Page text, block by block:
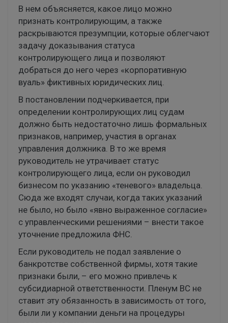
В нем объясняется, какое лицо можно
признать контролирующим, а также
раскрываются презумпции, которые облегчают
задачу доказывания статуса
контролирующего лица и позволяют
добраться до него через «корпоративную
вуаль» фиктивных юридических лиц.
В постановлении подчеркивается, при
определении контролирующих лиц судам
должно быть недостаточно лишь формальных
признаков, например, участия в органах
управления должника. В то же время
руководитель не утрачивает статус
контролирующего лица, если он руководил
бизнесом по указанию «теневого» владельца.
Сюда же входят случаи, когда таких указаний
не было, но было «явно выраженное согласие»
с управленческими решениями – внести такое
уточнение предложила ФНС.
Если руководитель не подал заявление о
банкротстве собственной фирмы, хотя такие
признаки были, – его можно привлечь к
субсидиарной ответственности. Пленум ВС не
ставит эту обязанность в зависимость от того,
были ли у компании деньги на процедуры